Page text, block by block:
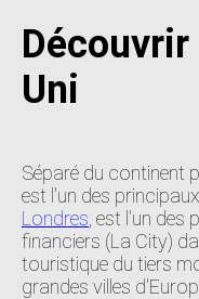
Découvrir
Uni
Séparé du continent
est l'un des
Londres , est l'un
financiers (La City)
touristique du tiers
grandes villes